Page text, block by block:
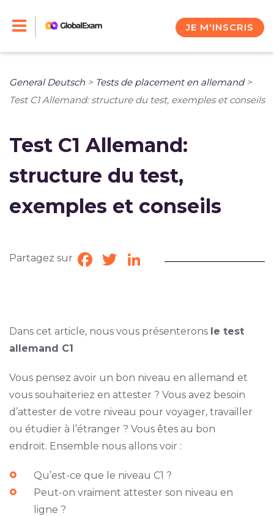
JE M'INSCRIS
General Deutsch > Tests de placement en allemand>
Test C1 Allemand: structure du test, exemples et conseils
Test C1 Allemand:
structure du test,
exemples et conseils
Partagez sur Facebook
TwitterLinkedIn
Dans cet article, nous vous présenterons le test
allemand C1
Vous pensez avoir un bon niveau en allemand et
vous souhaiteriez en attester ? Vous avez besoin
d’attester de votre niveau pour voyager, travailler
ou étudier à l’étranger ? Vous êtes au bon
endroit. Ensemble nous allons voir :
Qu’est-ce que le niveau C1 ?
Peut-on vraiment attester son niveau en
ligne ?